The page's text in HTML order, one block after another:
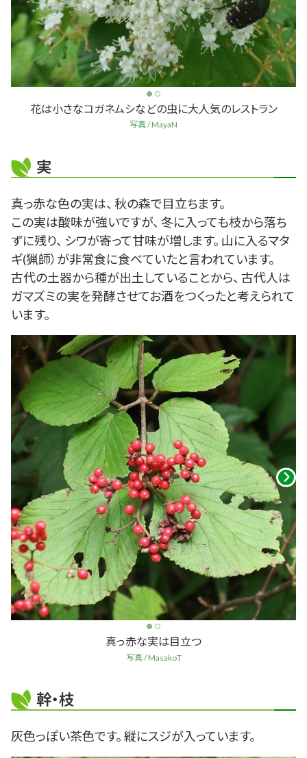
花は小さなコガネムシなどの虫に大人気のレストラン
写真 / MayaN
実
真っ赤な色の実は、 秋の森で目立ちます。
この実は酸味が強いですが、 冬に入っても枝から落ち
ずに残り、 シワが寄って甘味が増します。 山に入るマタ
ギ(猟師）が非常食に食べていたと言われています。
古代の土器から種が出土していることから、 古代人は
ガマズミの実を発酵させてお酒をつくったと考えられて
います。
真っ赤な実は目立つ
写真 / MasakoT
幹・枝
灰色っぽい茶色です。 縦にスジが入っています。